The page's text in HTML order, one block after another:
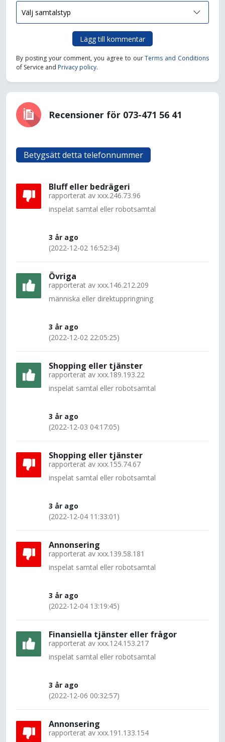
Lägg till kommentar
By posting your comment, you agree to ourTerms and Conditions
of Service and Privacy policy.
Recensioner för 073-471 56 41
Betygsätt detta telefonnummer
Bluff eller bedrägeri
rapporterat av xxx.246.73.96
inspelat samtal eller robotsamtal
3 år ago
(2022-12-02 16:52:34)
Övriga
rapporterat av xxx.146.212.209
människa eller direktuppringning
3 år ago
(2022-12-02 22:05:25)
Shopping eller tjänster
rapporterat av xxx.189.193.22
inspelat samtal eller robotsamtal
3 år ago
(2022-12-03 04:17:05)
Shopping eller tjänster
rapporterat av xxx.155.74.67
inspelat samtal eller robotsamtal
3 år ago
(2022-12-04 11:33:01)
Annonsering
rapporterat av xxx.139.58.181
inspelat samtal eller robotsamtal
3 år ago
(2022-12-04 13:19:45)
Finansiella tjänster eller frågor
rapporterat av xxx.124.153.217
inspelat samtal eller robotsamtal
3 år ago
(2022-12-06 00:32:57)
Annonsering
rapporterat av xxx.191.133.154